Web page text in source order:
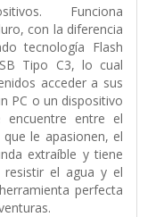
Funciona
con la diferencia
tecnología Flash
Tipo C3, lo cual
acceder a sus
PC o un dispositivo
encuentre entre el
le apasionen, el
extraíble y tiene
resistir el agua y el
perfecta